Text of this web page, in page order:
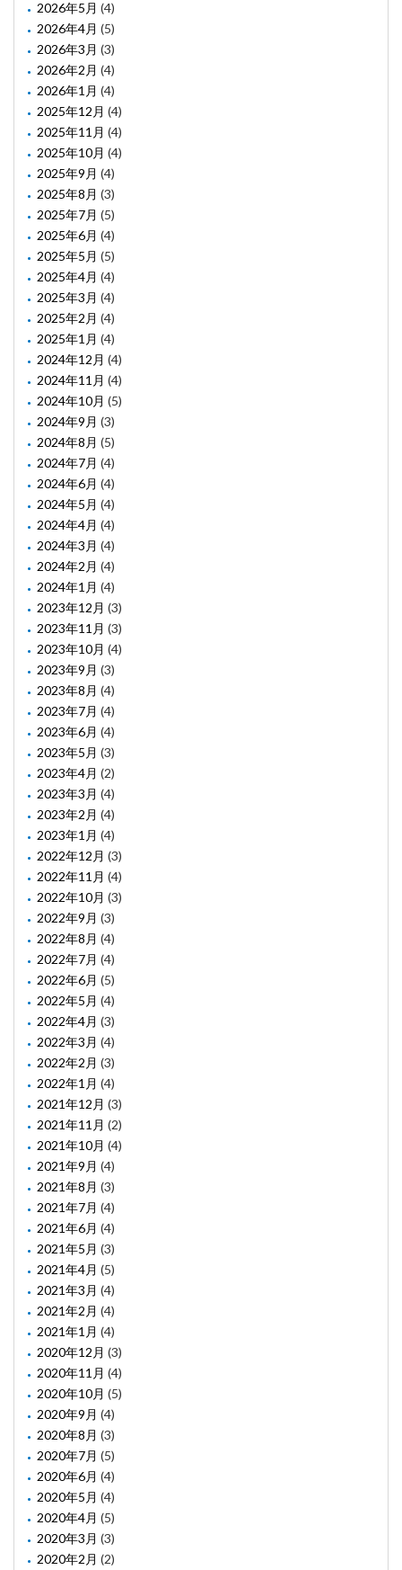
2026年5月 (4)
2026年4月 (5)
2026年3月 (3)
2026年2月 (4)
2026年1月 (4)
2025年12月 (4)
2025年11月 (4)
2025年10月 (4)
2025年9月 (4)
2025年8月 (3)
2025年7月 (5)
2025年6月 (4)
2025年5月 (5)
2025年4月 (4)
2025年3月 (4)
2025年2月 (4)
2025年1月 (4)
2024年12月 (4)
2024年11月 (4)
2024年10月 (5)
2024年9月 (3)
2024年8月 (5)
2024年7月 (4)
2024年6月 (4)
2024年5月 (4)
2024年4月 (4)
2024年3月 (4)
2024年2月 (4)
2024年1月 (4)
2023年12月 (3)
2023年11月 (3)
2023年10月 (4)
2023年9月 (3)
2023年8月 (4)
2023年7月 (4)
2023年6月 (4)
2023年5月 (3)
2023年4月 (2)
2023年3月 (4)
2023年2月 (4)
2023年1月 (4)
2022年12月 (3)
2022年11月 (4)
2022年10月 (3)
2022年9月 (3)
2022年8月 (4)
2022年7月 (4)
2022年6月 (5)
2022年5月 (4)
2022年4月 (3)
2022年3月 (4)
2022年2月 (3)
2022年1月 (4)
2021年12月 (3)
2021年11月 (2)
2021年10月 (4)
2021年9月 (4)
2021年8月 (3)
2021年7月 (4)
2021年6月 (4)
2021年5月 (3)
2021年4月 (5)
2021年3月 (4)
2021年2月 (4)
2021年1月 (4)
2020年12月 (3)
2020年11月 (4)
2020年10月 (5)
2020年9月 (4)
2020年8月 (3)
2020年7月 (5)
2020年6月 (4)
2020年5月 (4)
2020年4月 (5)
2020年3月 (3)
2020年2月 (2)